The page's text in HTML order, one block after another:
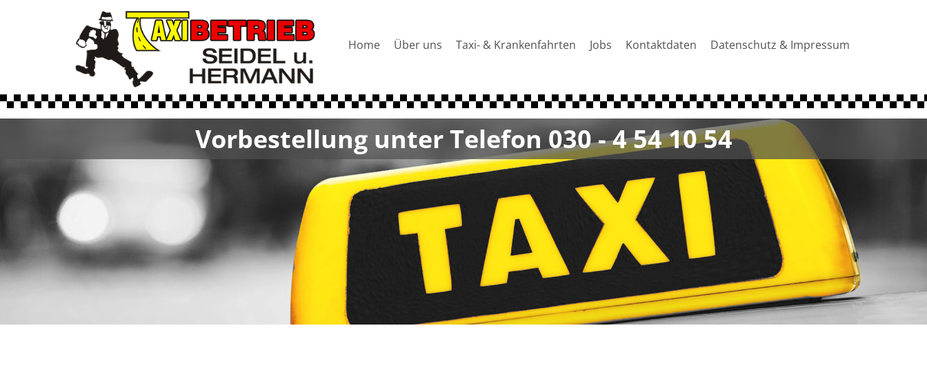
Home Über uns Taxi- & Krankenfahrten Jobs Kontaktdaten Datenschutz & Impressum
Vorbestellung unter Telefon 030 - 4 54 10 54